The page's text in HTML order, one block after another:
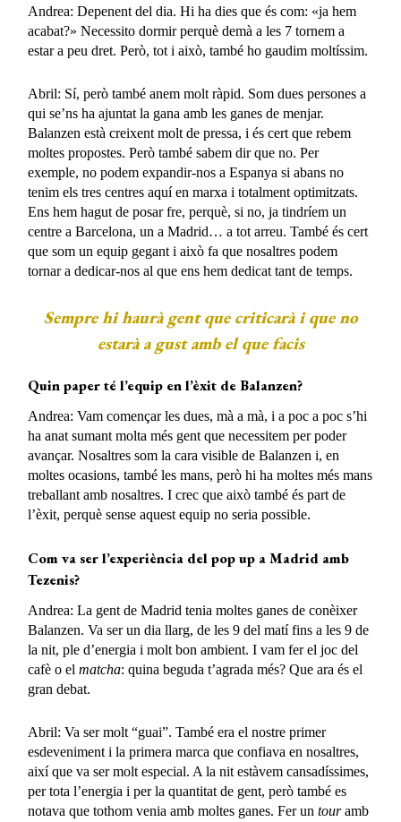
Andrea: Depenent del dia. Hi ha dies que és com: «ja hem
acabat?» Necessito dormir perquè demà a les 7 tornem a
estar a peu dret. Però, tot i això, també ho gaudim moltíssim.
Abril: Sí, però també anem molt ràpid. Som dues persones a
qui se’ns ha ajuntat la gana amb les ganes de menjar.
Balanzen està creixent molt de pressa, i és cert que rebem
moltes propostes. Però també sabem dir que no. Per
exemple, no podem expandir-nos a Espanya si abans no
tenim els tres centres aquí en marxa i totalment optimitzats.
Ens hem hagut de posar fre, perquè, si no, ja tindríem un
centre a Barcelona, un a Madrid… a tot arreu. També és cert
que som un equip gegant i això fa que nosaltres podem
tornar a dedicar-nos al que ens hem dedicat tant de temps.
Sempre hi haurà gent que criticarà i que no
estarà a gust amb el que facis
Quin paper té l’equip en l’èxit de Balanzen?
Andrea: Vam començar les dues, mà a mà, i a poc a poc s’hi
ha anat sumant molta més gent que necessitem per poder
avançar. Nosaltres som la cara visible de Balanzen i, en
moltes ocasions, també les mans, però hi ha moltes més mans
treballant amb nosaltres. I crec que això també és part de
l’èxit, perquè sense aquest equip no seria possible.
Com va serl’experiència del pop up a Madrid amb
Tezenis?
Andrea: La gent de Madrid tenia moltes ganes de conèixer
Balanzen. Va ser un dia llarg, de les 9 del matí fins a les 9 de
la nit, ple d’energia i molt bon ambient. I vam fer el joc del
cafè o elmatcha: quina beguda t’agrada més? Que ara és el
gran debat.
Abril: Va ser molt “guai”. També era el nostre primer
esdeveniment i la primera marca que confiava en nosaltres,
així que va ser molt especial. A la nit estàvem cansadíssimes,
per tota l’energia i per la quantitat de gent, però també es
notava que tothom venia amb moltes ganes. Fer untouramb